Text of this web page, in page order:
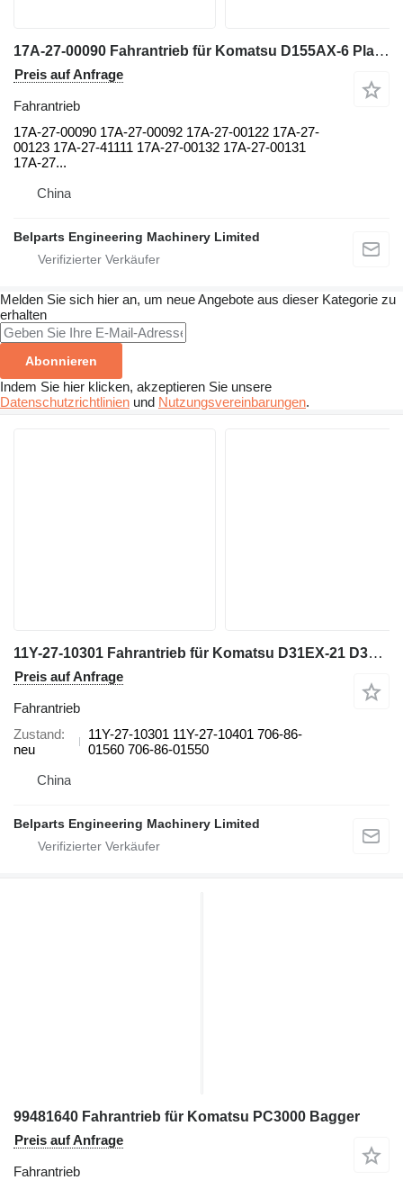
17A-27-00090 Fahrantrieb für Komatsu D155AX-6 Planierraupe
Preis auf Anfrage
Fahrantrieb
17A-27-00090 17A-27-00092 17A-27-00122 17A-27-
00123 17A-27-41111 17A-27-00132 17A-27-00131
17A-27...
China
Belparts Engineering Machinery Limited
Melden Sie sich hier an, um neue Angebote aus dieser Kategorie zu
erhalten
Abonnieren
Indem Sie hier klicken, akzeptieren Sie unsere
Datenschutzrichtlinien und Nutzungsvereinbarungen.
11Y-27-10301 Fahrantrieb für Komatsu D31EX-21 D31PX-21 D37PX-21 D37EX-21 Planierraupe
Preis auf Anfrage
Fahrantrieb
Zustand
neu
11Y-27-10301 11Y-27-10401 706-86-
01560 706-86-01550
China
Belparts Engineering Machinery Limited
99481640 Fahrantrieb für Komatsu PC3000 Bagger
Preis auf Anfrage
Fahrantrieb